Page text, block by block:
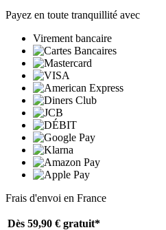
Payez en toute tranquillité avec
Virement bancaire
Frais d'envoi en France
Dès 59,90 € gratuit*